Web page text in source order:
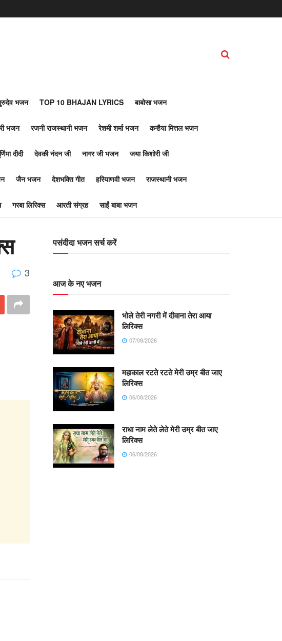
भजन TOP 10 BHAJAN LYRICS बाबोसा भजन
भजन रजनी राजस्थानी भजन रेशमी शर्मा भजन कन्हैया मित्तल भजन
दीदी देवकी नंदन जी नागर जी भजन जया किशोरी जी
जैन भजन देशभक्ति गीत हरियाणवी भजन राजस्थानी भजन
गरबा लिरिक्स आरती संग्रह साईं बाबा भजन
3
पसंदीदा भजन सर्च करें
आज के नए भजन
भोले तेरी नगरी में दीवाना तेरा आया
लिरिक्स
07/08/2026
महाकाल रटते रटते मेरी उम्र बीत जाए
लिरिक्स
06/08/2026
राधा नाम लेते लेते मेरी उम्र बीत जाए
लिरिक्स
06/08/2026